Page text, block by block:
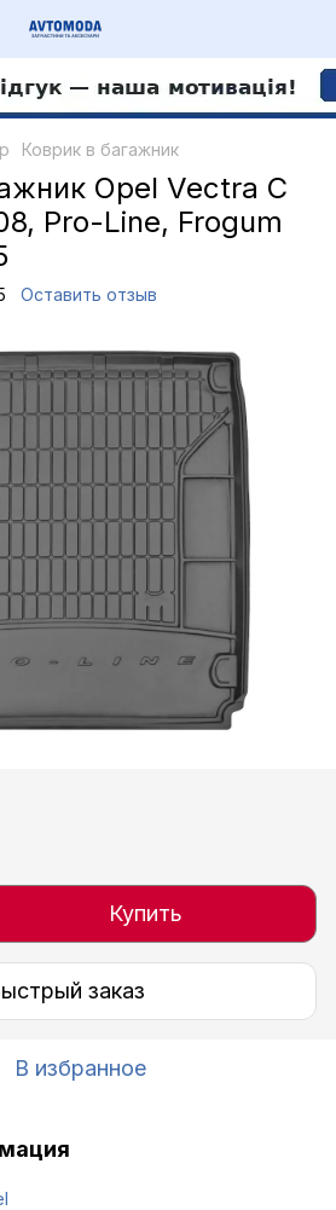
Коврик в багажник
Opel Vectra C
Pro-Line, Frogum
Оставить отзыв
Купить
заказ
В избранное